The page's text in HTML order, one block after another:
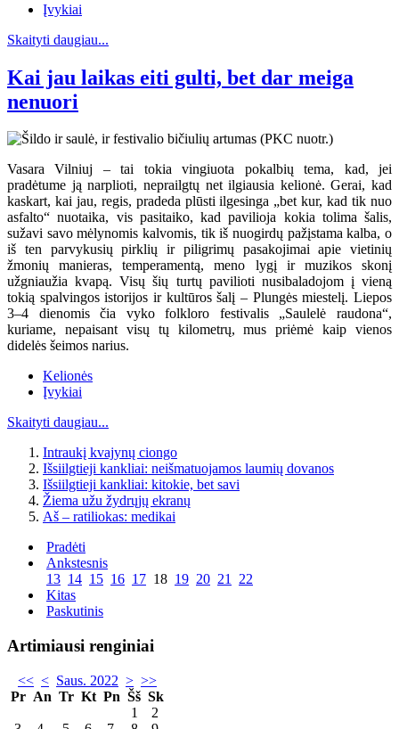
Įvykiai
Skaityti daugiau...
Kai jau laikas eiti gulti, bet dar meiga
nenuori
Vasara Vilniuj – tai tokia vingiuota pokalbių tema, kad, jei
pradėtume ją narplioti, neprailgtų net ilgiausia kelionė. Gerai, kad
kaskart, kai jau, regis, pradeda plūsti ilgesinga „bet kur, kad tik nuo
asfalto“ nuotaika, vis pasitaiko, kad pavilioja kokia tolima šalis,
sužavi savo mėlynomis kalvomis, tik iš nuogirdų pažįstama kalba, o
iš ten parvykusių pirklių ir piligrimų pasakojimai apie vietinių
žmonių manieras, temperamentą, meno lygį ir muzikos skonį
užgniaužia kvapą. Visų šių turtų pavilioti nusibaladojom į vieną
tokią spalvingos istorijos ir kultūros šalį – Plungės miestelį. Liepos
3–4 dienomis čia vyko folkloro festivalis „Saulelė raudona“,
kuriame, nepaisant visų tų kilometrų, mus priėmė kaip vienos
didelės šeimos narius.
Kelionės
Įvykiai
Skaityti daugiau...
Intraukį kvajynų ciongo
Išsiilgtieji kankliai: neišmatuojamos laumių dovanos
Išsiilgtieji kankliai: kitokie, bet savi
Žiema užu žydrųjų ekranų
Aš – ratiliokas: medikai
Pradėti
Ankstesnis
13 14 15 16 17 18 19 20 21 22
Kitas
Paskutinis
Artimiausi renginiai
<< < Saus. 2022 > >>
Pr An Tr Kt Pn Šš Sk
1
2